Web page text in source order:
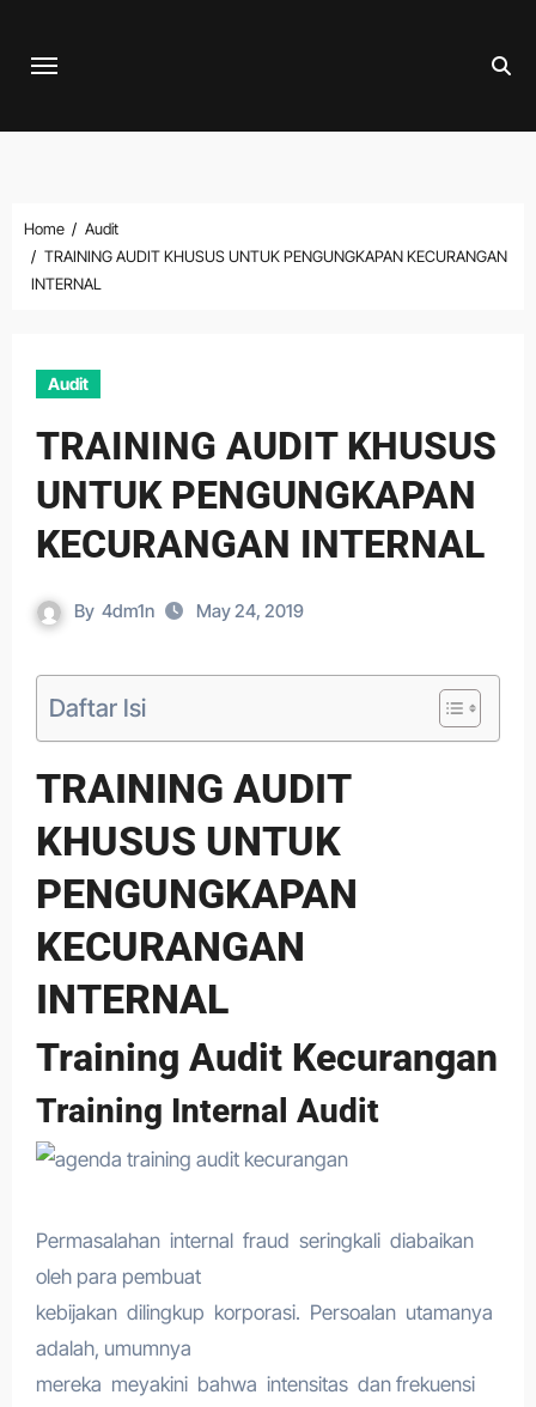
Home
Audit
TRAINING AUDIT KHUSUS UNTUK PENGUNGKAPAN KECURANGAN
INTERNAL
Audit
TRAINING AUDIT KHUSUS
UNTUK PENGUNGKAPAN
KECURANGAN INTERNAL
By 4dm1n May 24, 2019
Daftar Isi
TRAINING AUDIT
KHUSUS UNTUK
PENGUNGKAPAN
KECURANGAN
INTERNAL
Training Audit Kecurangan
Training Internal Audit
Permasalahan internal fraud seringkali diabaikan
oleh para pembuat
kebijakan dilingkup korporasi. Persoalan utamanya
adalah, umumnya
mereka meyakini bahwa intensitas dan frekuensi